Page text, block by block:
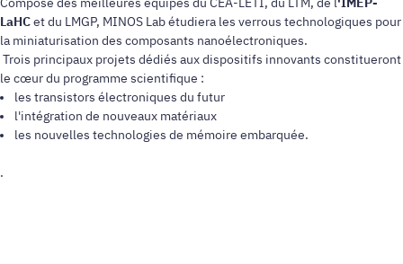
LaHCet du LMGP, MINOS Lab étudiera les verrous technologiques pour
la miniaturisation des composants nanoélectroniques.
Trois principaux projets dédiés aux dispositifs innovants constitueront
le cœur du programme scientifique :
les transistors électroniques du futur
l'intégration de nouveaux matériaux
les nouvelles technologies de mémoire embarquée.
.